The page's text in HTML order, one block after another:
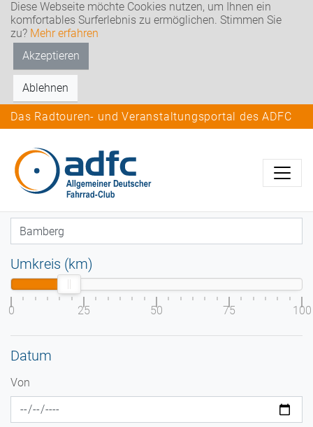
Diese Webseite möchte Cookies nutzen, um Ihnen ein
komfortables Surferlebnis zu ermöglichen. Stimmen Sie
zu? Mehr erfahren
Akzeptieren
Ablehnen
Das Radtouren- und Veranstaltungsportal des ADFC
Umkreis (km)
0 25 50 75 100
Datum
Von